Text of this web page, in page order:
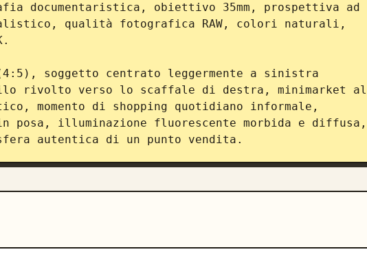
documentaristica, obiettivo 35mm, prospettiva ad
qualità fotografica RAW, colori naturali,
soggetto centrato leggermente a sinistra
rivolto verso lo scaffale di destra, minimarket al
momento di shopping quotidiano informale,
posa, illuminazione fluorescente morbida e diffusa,
autentica di un punto vendita.